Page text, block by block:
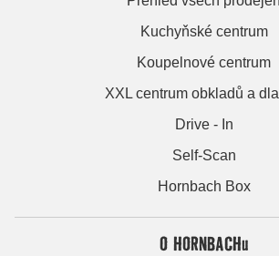
Kuchyňské centrum
Koupelnové centrum
XXL centrum obkladů a
Drive - In
Self-Scan
Hornbach Box
O HORNBACHu